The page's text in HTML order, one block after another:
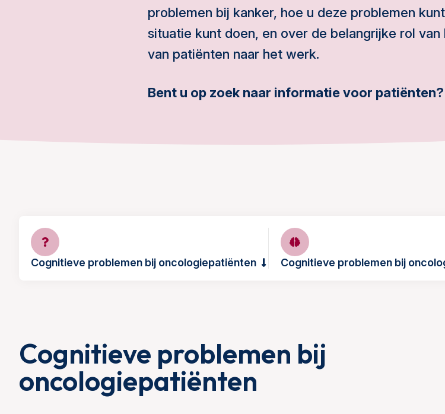
problemen bij kanker, hoe u deze problemen
situatie kunt doen, en over de belangrijke rol
van patiënten naar het werk.
Bent u op zoek naar informatie voor patiënten?
Cognitieve problemen bij oncologiepatiënten Cognitieve problemen bij
Cognitieve problemen bij
oncologiepatiënten